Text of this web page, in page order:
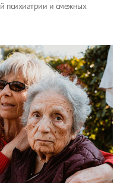
психиатрии и смежных